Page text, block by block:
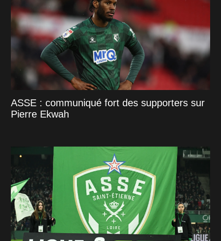
ASSE : communiqué fort des supporters sur
Pierre Ekwah